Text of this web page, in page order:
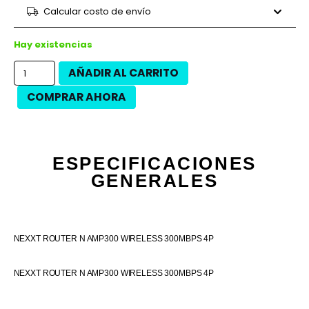
12 cuotas $101.500
9 cuotasCalcular costo de envío
Hay existencias
AÑADIR AL CARRITO
COMPRAR AHORA
ESPECIFICACIONES
GENERALES
NEXXT ROUTER N AMP300 WIRELESS 300MBPS 4P
NEXXT ROUTER N AMP300 WIRELESS 300MBPS 4P